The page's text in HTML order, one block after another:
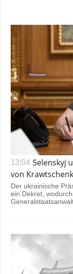
13:04 Selenskyj
von
Der ukrainische
ein Dekret,